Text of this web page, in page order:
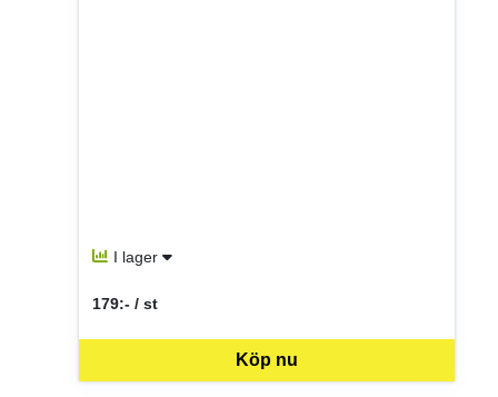
I lager
Köp nu
179:- / st
SEK per ST